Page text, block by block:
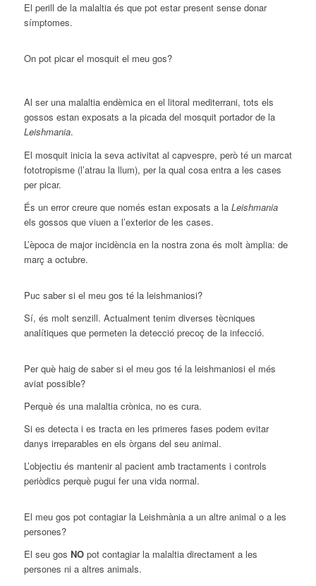
El perill de la malaltia és que pot estar present sense donar
símptomes.
On pot picar el mosquit el meu gos?
Al ser una malaltia endèmica en el litoral mediterrani, tots els
gossos estan exposats a la picada del mosquit portador de la
Leishmania.
El mosquit inicia la seva activitat al capvespre, però té un marcat
fototropisme (l’atrau la llum), per la qual cosa entra a les cases
per picar.
És un error creure que només estan exposats a la Leishmania
els gossos que viuen a l’exterior de les cases.
L’època de major incidència en la nostra zona és molt àmplia: de
març a octubre.
Puc saber si el meu gos té la leishmaniosi?
Sí, és molt senzill. Actualment tenim diverses tècniques
analítiques que permeten la detecció precoç de la infecció.
Per què haig de saber si el meu gos té la leishmaniosi el més
aviat possible?
Perquè és una malaltia crònica, no es cura.
Si es detecta i es tracta en les primeres fases podem evitar
danys irreparables en els òrgans del seu animal.
L’objectiu és mantenir al pacient amb tractaments i controls
periòdics perquè pugui fer una vida normal.
El meu gos pot contagiar la Leishmània a un altre animal o a les
persones?
El seu gos NOpot contagiar la malaltia directament a les
persones ni a altres animals.